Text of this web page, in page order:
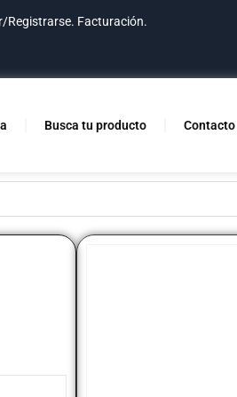
Registrarse. Facturación.
Busca tu producto Contacto